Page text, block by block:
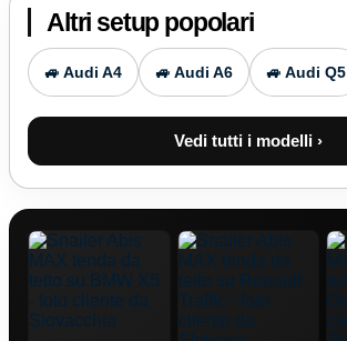
Altri setup popolari
🚙 Audi A4 🚙 Audi A6 🚙 Audi Q5
Vedi tutti i modelli ›